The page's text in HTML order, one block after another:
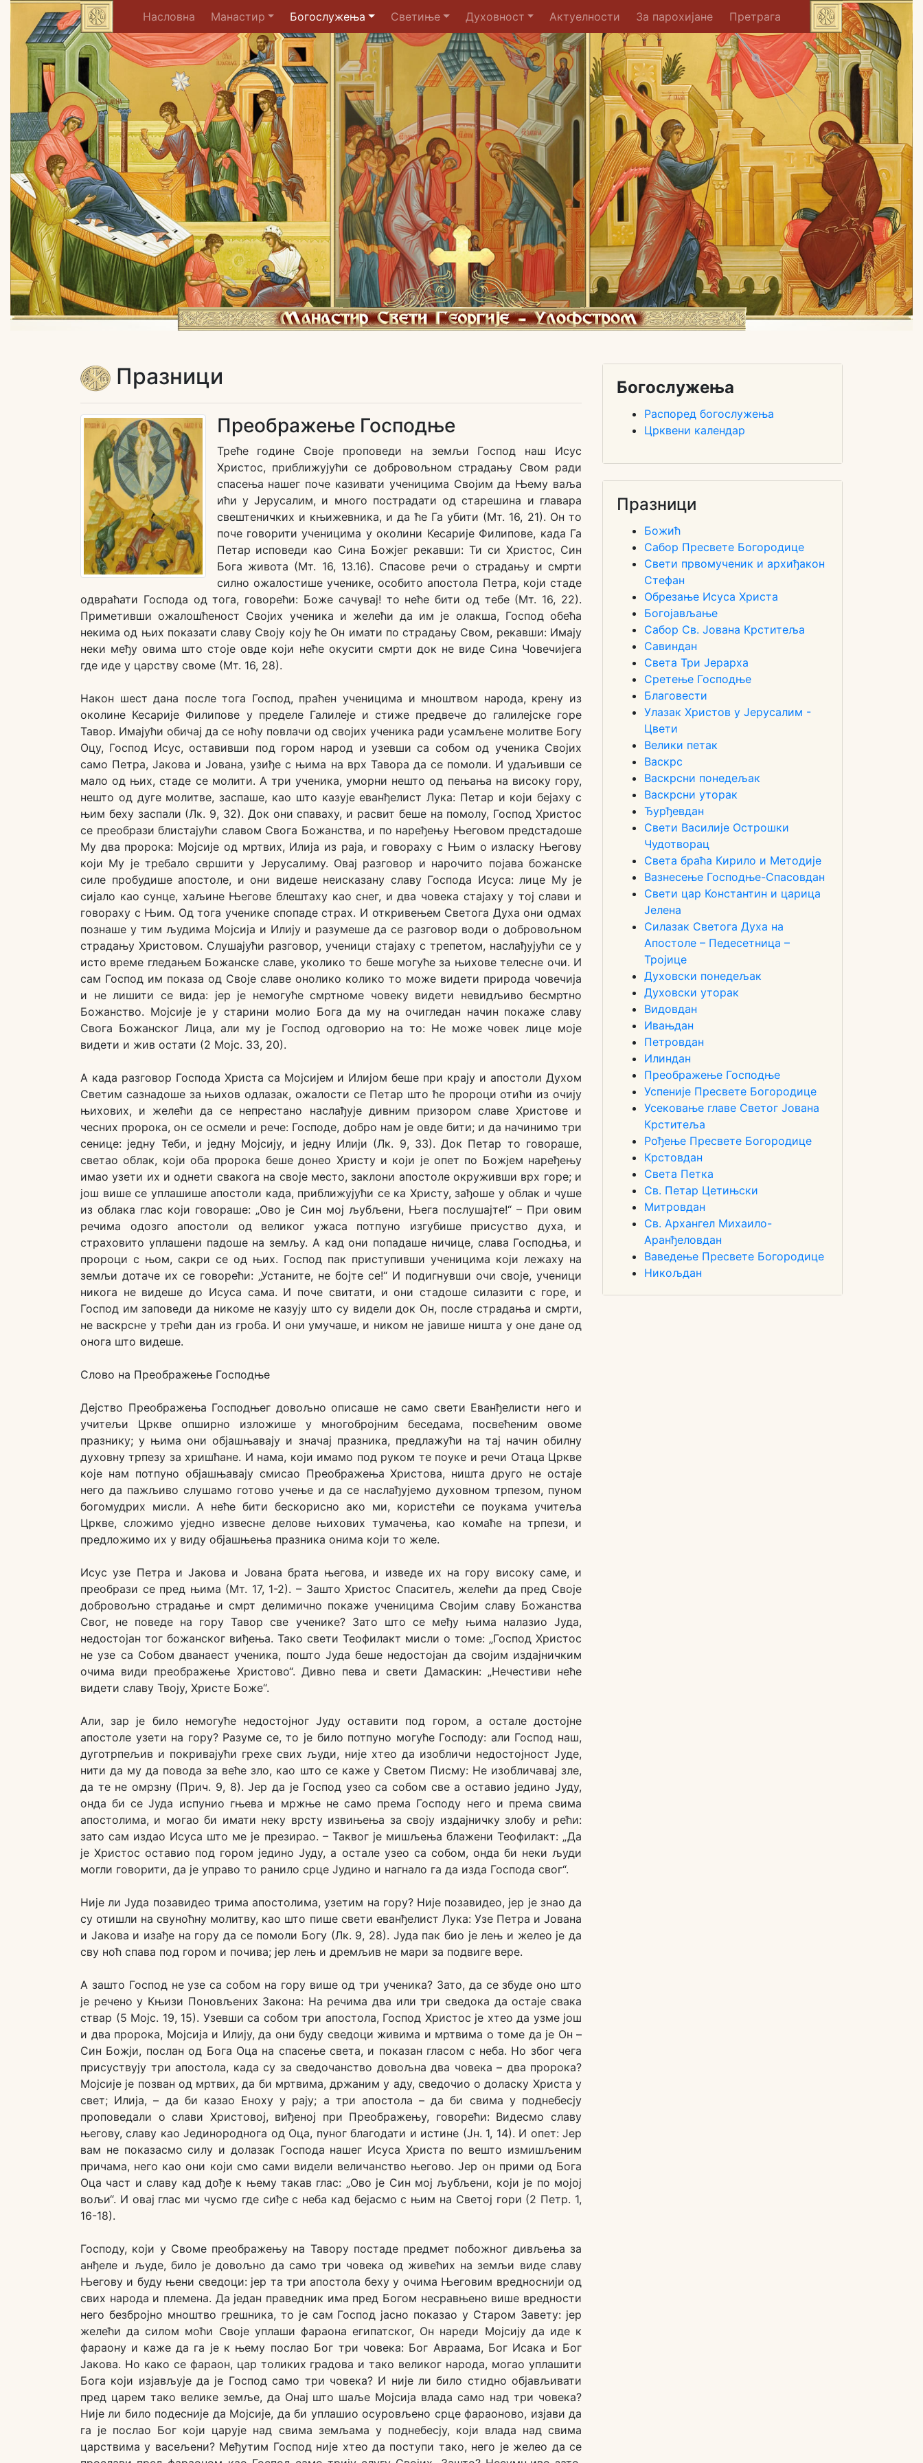
Насловна(current)
Манастир Богослужења Светиње Духовност Актуелности За парохијане Претрага
Празници
Преображење Господње
Треће године Своје проповеди на земљи Господ наш Исус
Христос, приближујући се добровољном страдању Свом ради
спасења нашег поче казивати ученицима Својим да Њему ваља
ићи у Јерусалим, и много пострадати од старешина и главара
свештеничких и књижевника, и да ће Га убити (Мт. 16, 21). Он то
поче говорити ученицима у околини Кесарије Филипове, када Га
Петар исповеди као Сина Божјег рекавши: Ти си Христос, Син
Бога живота (Мт. 16, 13.16). Спасове речи о страдању и смрти
силно ожалостише ученике, особито апостола Петра, који стаде
одвраћати Господа од тога, говорећи: Боже сачувај! то неће бити од тебе (Мт. 16, 22).
Приметивши ожалошћеност Својих ученика и желећи да им је олакша, Господ обећа
некима од њих показати славу Своју коју ће Он имати по страдању Свом, рекавши: Имају
неки међу овима што стоје овде који неће окусити смрти док не виде Сина Човечијега
где иде у царству своме (Мт. 16, 28).
Након шест дана после тога Господ, праћен ученицима и мноштвом народа, крену из
околине Кесарије Филипове у пределе Галилеје и стиже предвече до галилејске горе
Тавор. Имајући обичај да се ноћу повлачи од својих ученика ради усамљене молитве Богу
Оцу, Господ Исус, оставивши под гором народ и узевши са собом од ученика Својих
само Петра, Јакова и Јована, узиђе с њима на врх Тавора да се помоли. И удаљивши се
мало од њих, стаде се молити. А три ученика, уморни нешто од пењања на високу гору,
нешто од дуге молитве, заспаше, као што казује еванђелист Лука: Петар и који бејаху с
њим беху заспали (Лк. 9, 32). Док они спаваху, и расвит беше на помолу, Господ Христос
се преобрази блистајући славом Свога Божанства, и по наређењу Његовом предстадоше
Му два пророка: Мојсије од мртвих, Илија из раја, и говораху с Њим о изласку Његову
који Му је требало свршити у Јерусалиму. Овај разговор и нарочито појава божанске
силе пробудише апостоле, и они видеше неисказану славу Господа Исуса: лице Му је
сијало као сунце, хаљине Његове блештаху као снег, и два човека стајаху у тој слави и
говораху с Њим. Од тога ученике спопаде страх. И откривењем Светога Духа они одмах
познаше у тим људима Мојсија и Илију и разумеше да се разговор води о добровољном
страдању Христовом. Слушајући разговор, ученици стајаху с трепетом, наслађујући се у
исто време гледањем Божанске славе, уколико то беше могуће за њихове телесне очи. И
сам Господ им показа од Своје славе онолико колико то може видети природа човечија
и не лишити се вида: јер је немогуће смртноме човеку видети невидљиво бесмртно
Божанство. Мојсије је у старини молио Бога да му на очигледан начин покаже славу
Свога Божанског Лица, али му је Господ одговорио на то: Не може човек лице моје
видети и жив остати (2 Мојс. 33, 20).
А када разговор Господа Христа са Мојсијем и Илијом беше при крају и апостоли Духом
Светим сазнадоше за њихов одлазак, ожалости се Петар што ће пророци отићи из очију
њихових, и желећи да се непрестано наслађује дивним призором славе Христове и
чесних пророка, он се осмели и рече: Господе, добро нам је овде бити; и да начинимо три
сенице: једну Теби, и једну Мојсију, и једну Илији (Лк. 9, 33). Док Петар то говораше,
светао облак, који оба пророка беше донео Христу и који је опет по Божјем наређењу
имао узети их и однети свакога на своје место, заклони апостоле окруживши врх горе; и
још више се уплашише апостоли када, приближујући се ка Христу, зађоше у облак и чуше
из облака глас који говораше: „Ово је Син мој љубљени, Њега послушајте!“ – При овим
речима одозго апостоли од великог ужаса потпуно изгубише присуство духа, и
страховито уплашени падоше на земљу. А кад они попадаше ничице, слава Господња, и
пророци с њом, сакри се од њих. Господ пак приступивши ученицима који лежаху на
земљи дотаче их се говорећи: „Устаните, не бојте се!“ И подигнувши очи своје, ученици
никога не видеше до Исуса сама. И поче свитати, и они стадоше силазити с горе, и
Господ им заповеди да никоме не казују што су видели док Он, после страдања и смрти,
не васкрсне у трећи дан из гроба. И они умучаше, и ником не јавише ништа у оне дане од
онога што видеше.
Слово на Преображење Господње
Дејство Преображења Господњег довољно описаше не само свети Еванђелисти него и
учитељи Цркве опширно изложише у многобројним беседама, посвећеним овоме
празнику; у њима они објашњавају и значај празника, предлажући на тај начин обилну
духовну трпезу за хришћане. И нама, који имамо под руком те поуке и речи Отаца Цркве
које нам потпуно објашњавају смисао Преображења Христова, ништа друго не остаје
него да пажљиво слушамо готово учење и да се наслађујемо духовном трпезом, пуном
богомудрих мисли. А неће бити бескорисно ако ми, користећи се поукама учитеља
Цркве, сложимо уједно извесне делове њихових тумачења, као комаће на трпези, и
предложимо их у виду објашњења празника онима који то желе.
Исус узе Петра и Јакова и Јована брата његова, и изведе их на гору високу саме, и
преобрази се пред њима (Мт. 17, 1-2). – Зашто Христос Спаситељ, желећи да пред Своје
добровољно страдање и смрт делимично покаже ученицима Својим славу Божанства
Свог, не поведе на гору Тавор све ученике? Зато што се међу њима налазио Јуда,
недостојан тог божанског виђења. Тако свети Теофилакт мисли о томе: „Господ Христос
не узе са Собом дванаест ученика, пошто Јуда беше недостојан да својим издајничким
очима види преображење Христово“. Дивно пева и свети Дамаскин: „Нечестиви неће
видети славу Твоју, Христе Боже“.
Али, зар је било немогуће недостојног Јуду оставити под гором, а остале достојне
апостоле узети на гору? Разуме се, то је било потпуно могуће Господу: али Господ наш,
дуготрпељив и покривајући грехе свих људи, није хтео да изобличи недостојност Јуде,
нити да му да повода за веће зло, као што се каже у Светом Писму: Не изобличавај зле,
да те не омрзну (Прич. 9, 8). Јер да је Господ узео са собом све а оставио једино Јуду,
онда би се Јуда испунио гњева и мржње не само према Господу него и према свима
апостолима, и могао би имати неку врсту извињења за своју издајничку злобу и рећи:
зато сам издао Исуса што ме је презирао. – Таквог је мишљења блажени Теофилакт: „Да
је Христос оставио под гором једино Јуду, а остале узео са собом, онда би неки људи
могли говорити, да је управо то ранило срце Јудино и нагнало га да изда Господа свог“.
Није ли Јуда позавидео трима апостолима, узетим на гору? Није позавидео, јер је знао да
су отишли на свуноћну молитву, као што пише свети еванђелист Лука: Узе Петра и Јована
и Јакова и изађе на гору да се помоли Богу (Лк. 9, 28). Јуда пак био је лењ и желео је да
сву ноћ спава под гором и почива; јер лењ и дремљив не мари за подвиге вере.
А зашто Господ не узе са собом на гору више од три ученика? Зато, да се збуде оно што
је речено у Књизи Поновљених Закона: На речима два или три сведока да остаје свака
ствар (5 Мојс. 19, 15). Узевши са собом три апостола, Господ Христос је хтео да узме још
и два пророка, Мојсија и Илију, да они буду сведоци живима и мртвима о томе да је Он –
Син Божји, послан од Бога Оца на спасење света, и показан гласом с неба. Но због чега
присуствују три апостола, када су за сведочанство довољна два човека – два пророка?
Мојсије је позван од мртвих, да би мртвима, држаним у аду, сведочио о доласку Христа у
свет; Илија, – да би казао Еноху у рају; а три апостола – да би свима у поднебесју
проповедали о слави Христовој, виђеној при Преображењу, говорећи: Видесмо славу
његову, славу као Јединороднога од Оца, пуног благодати и истине (Јн. 1, 14). И опет: Јер
вам не показасмо силу и долазак Господа нашег Исуса Христа по вешто измишљеним
причама, него као они који смо сами видели величанство његово. Јер он прими од Бога
Оца част и славу кад дође к њему такав глас: „Ово је Син мој љубљени, који је по мојој
вољи“. И овај глас ми чусмо где сиђе с неба кад бејасмо с њим на Светој гори (2 Петр. 1,
16-18).
Господу, који у Своме преображењу на Тавору постаде предмет побожног дивљења за
анђеле и људе, било је довољно да само три човека од живећих на земљи виде славу
Његову и буду њени сведоци: јер та три апостола беху у очима Његовим вредноснији од
свих народа и племена. Да један праведник има пред Богом несравњено више вредности
него безбројно мноштво грешника, то је сам Господ јасно показао у Старом Завету: јер
желећи да силом моћи Своје уплаши фараона египатског, Он нареди Мојсију да иде к
фараону и каже да га је к њему послао Бог три човека: Бог Авраама, Бог Исака и Бог
Јакова. Но како се фараон, цар толиких градова и тако великог народа, могао уплашити
Бога који изјављује да је Господ само три човека? И није ли било стидно објављивати
пред царем тако велике земље, да Онај што шаље Мојсија влада само над три човека?
Није ли било подесније да Мојсије, да би уплашио осуровљено срце фараоново, изјави да
га је послао Бог који царује над свима земљама у поднебесју, који влада над свима
царствима у васељени? Међутим Господ није хтео да поступи тако, него је желео да се
Богослужења
Распоред богослужења
Црквени календар
Празници
Божић
Сабор Пресвете Богородице
Свети првомученик и архиђакон
Стефан
Обрезање Исуса Христа
Богојављање
Сабор Св. Јована Крститеља
Савиндан
Света Три Јерарха
Сретење Господње
Благовести
Улазак Христов у Јерусалим -
Цвети
Велики петак
Васкрс
Васкрсни понедељак
Васкрсни уторак
Ђурђевдан
Свети Василије Острошки
Чудотворац
Света браћа Кирило и Методије
Вазнесење Господње-Спасовдан
Свети цар Константин и царица
Јелена
Силазак Светога Духа на
Апостоле – Педесетница –
Тројице
Духовски понедељак
Духовски уторак
Видовдан
Ивањдан
Петровдан
Илиндан
Преображење Господње
Успеније Пресвете Богородице
Усековање главе Светог Јована
Крститеља
Рођење Пресвете Богородице
Крстовдан
Света Петка
Св. Петар Цетињски
Митровдан
Св. Архангел Михаило-
Аранђеловдан
Ваведење Пресвете Богородице
Никољдан